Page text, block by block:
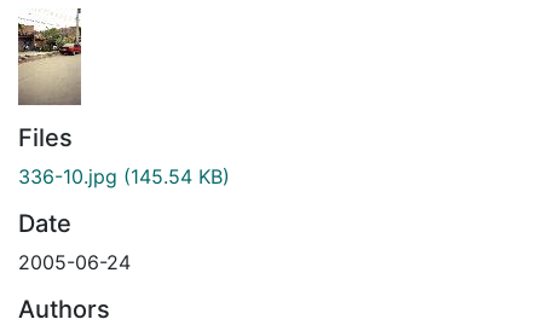
Files
336-10.jpg (145.54 KB)
Date
2005-06-24
Authors